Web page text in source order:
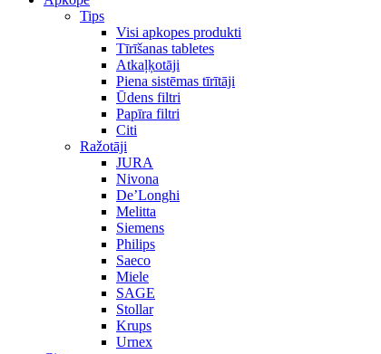
Tips
Visi apkopes produkti
Tīrīšanas tabletes
Atkaļķotāji
Piena sistēmas tīrītāji
Ūdens filtri
Papīra filtri
Citi
Ražotāji
JURA
Nivona
De’Longhi
Melitta
Siemens
Philips
Saeco
Miele
SAGE
Stollar
Krups
Urnex